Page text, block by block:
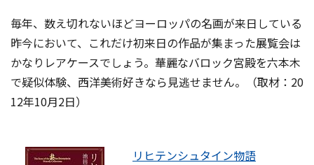
毎年、数え切れないほどヨーロッパの名画が来日している
昨今において、これだけ初来日の作品が集まった展覧会は
かなりレアケースでしょう。華麗なバロック宮殿を六本木
で疑似体験、西洋美術好きなら見逃せません。（取材：20
12年10月2日）
リヒテンシュタイン物語